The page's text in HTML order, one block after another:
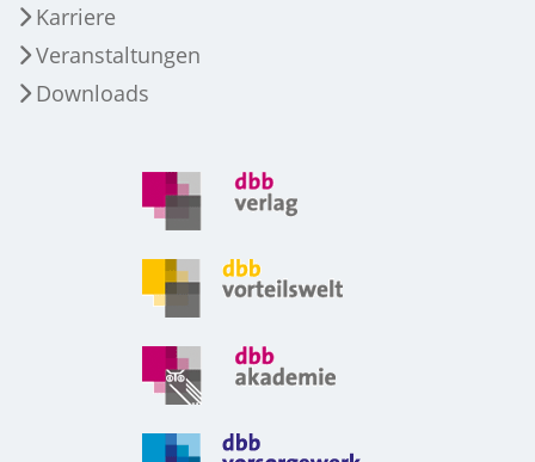
Karriere
Veranstaltungen
Downloads